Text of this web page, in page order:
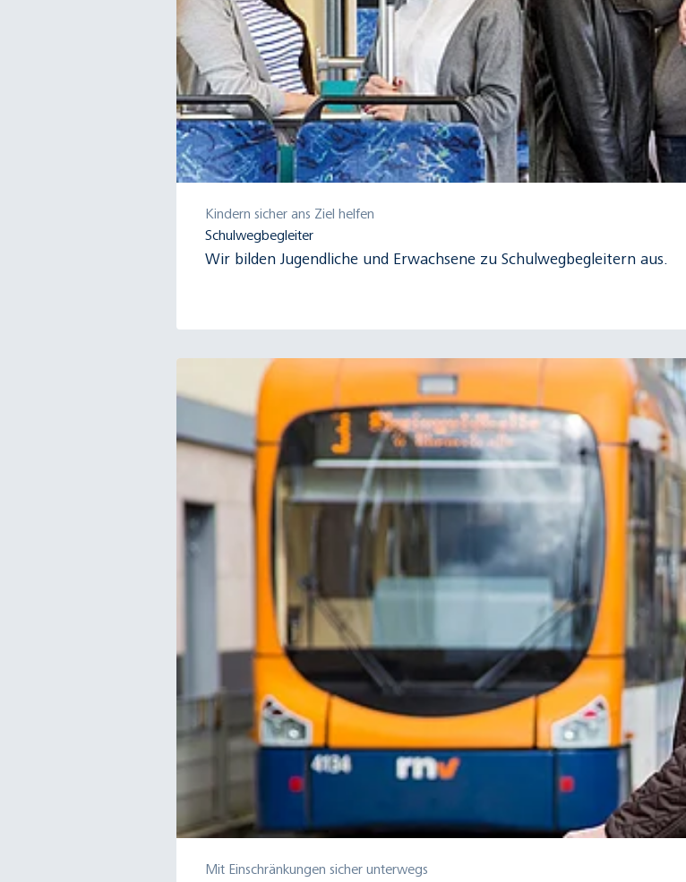
Kindern sicher ans Ziel helfen
Schulwegbegleiter
Wir bilden Jugendliche und Erwachsene zu Schulwegbegleitern aus.
Mit Einschränkungen sicher unterwegs